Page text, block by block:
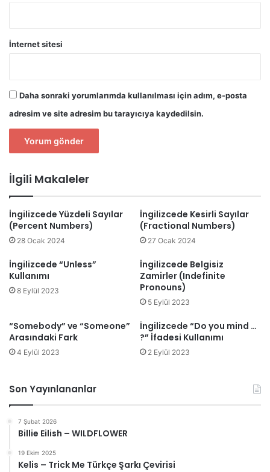
İnternet sitesi
Daha sonraki yorumlarımda kullanılması için adım, e-posta
adresim ve site adresim bu tarayıcıya kaydedilsin.
İlgili Makaleler
İngilizcede Yüzdeli Sayılar
(Percent Numbers)
28 Ocak 2024
İngilizcede Kesirli Sayılar
(Fractional Numbers)
27 Ocak 2024
İngilizcede “Unless”
Kullanımı
8 Eylül 2023
İngilizcede Belgisiz
Zamirler (Indefinite
Pronouns)
5 Eylül 2023
“Somebody” ve “Someone”
Arasındaki Fark
4 Eylül 2023
İngilizcede “Do you mind …
?” İfadesi Kullanımı
2 Eylül 2023
Son Yayınlananlar
7 Şubat 2026
Billie Eilish – WILDFLOWER
19 Ekim 2025
Kelis – Trick Me Türkçe Şarkı Çevirisi